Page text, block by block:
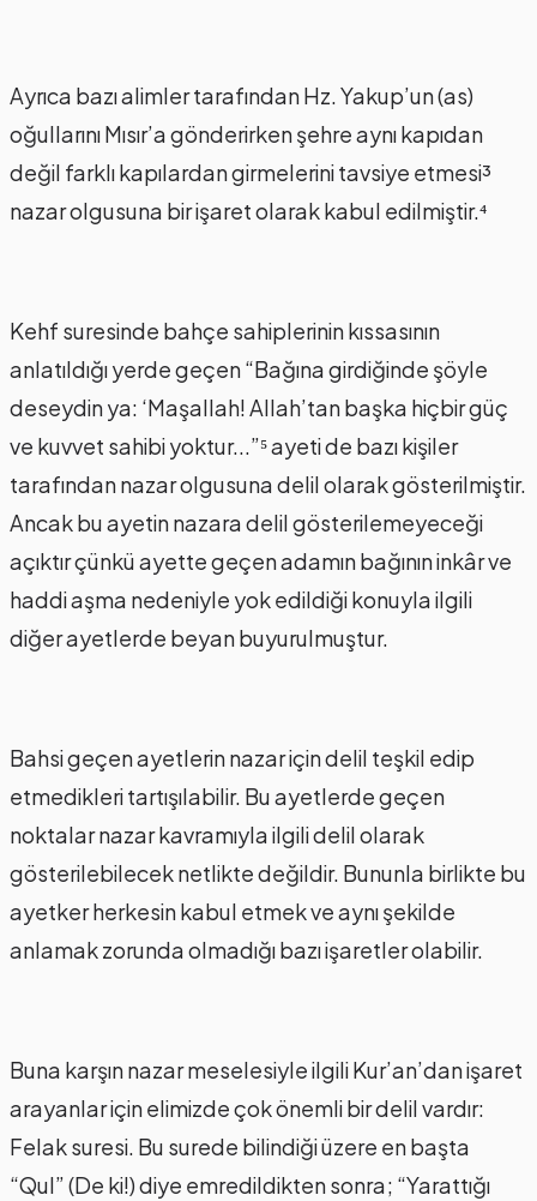
Ayrıca bazı alimler tarafından Hz. Yakup’un (as)
oğullarını Mısır’a gönderirken şehre aynı kapıdan
değil farklı kapılardan girmelerini tavsiye etmesi³
nazar olgusuna bir işaret olarak kabul edilmiştir.⁴
Kehf suresinde bahçe sahiplerinin kıssasının
anlatıldığı yerde geçen “Bağına girdiğinde şöyle
deseydin ya: ‘Maşallah! Allah’tan başka hiçbir güç
ve kuvvet sahibi yoktur...”⁵ ayeti de bazı kişiler
tarafından nazar olgusuna delil olarak gösterilmiştir.
Ancak bu ayetin nazara delil gösterilemeyeceği
açıktır çünkü ayette geçen adamın bağının inkâr ve
haddi aşma nedeniyle yok edildiği konuyla ilgili
diğer ayetlerde beyan buyurulmuştur.
Bahsi geçen ayetlerin nazar için delil teşkil edip
etmedikleri tartışılabilir. Bu ayetlerde geçen
noktalar nazar kavramıyla ilgili delil olarak
gösterilebilecek netlikte değildir. Bununla birlikte bu
ayetker herkesin kabul etmek ve aynı şekilde
anlamak zorunda olmadığı bazı işaretler olabilir.
Buna karşın nazar meselesiyle ilgili Kur’an’dan işaret
arayanlar için elimizde çok önemli bir delil vardır:
Felak suresi. Bu surede bilindiği üzere en başta
“Qul” (De ki!) diye emredildikten sonra; “Yarattığı